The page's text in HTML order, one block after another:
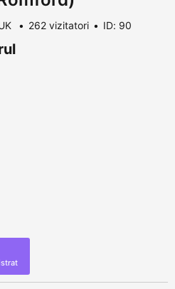
262 vizitatori ID: 90